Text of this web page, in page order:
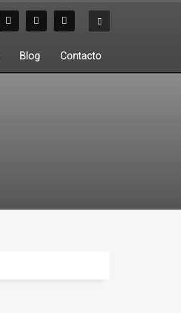
Blog Contacto